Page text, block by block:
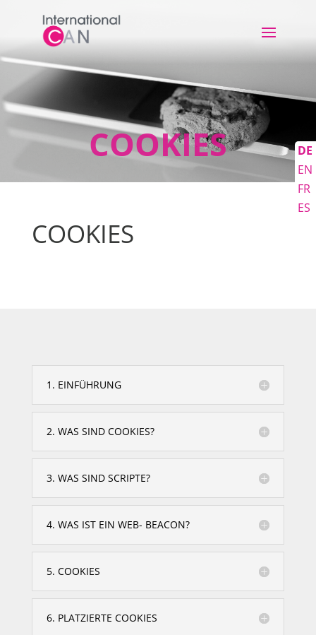
COOKIES
COOKIES
1. EINFÜHRUNG
2. WAS SIND COOKIES?
3. WAS SIND SCRIPTE?
4. WAS IST EIN WEB- BEACON?
5. COOKIES
6. PLATZIERTE COOKIES
DE
EN
FR
ES